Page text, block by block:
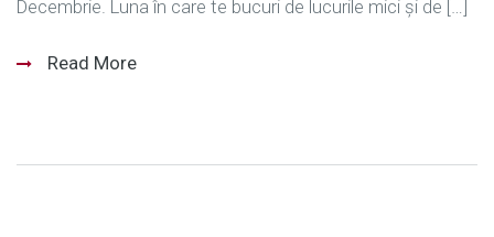
Decembrie. Luna în care te bucuri de lucurile mici și de […]
Read More